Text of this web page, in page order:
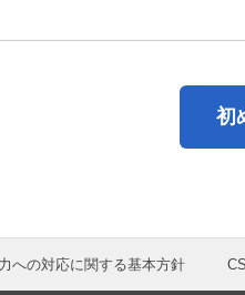
初
への対応に関する基本方針